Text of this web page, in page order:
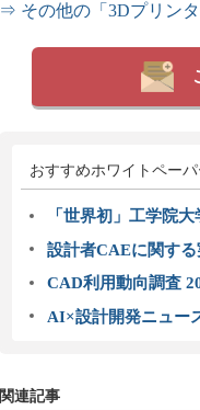
⇒ その他の「3Dプリン
おすすめホワイトペーパ
「世界初」工学院
設計者CAEに関する
CAD利用動向調査
AI×設計開発ニュー
関連記事